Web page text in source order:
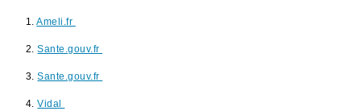
1.Ameli.fr
2.Sante.gouv.fr
3.Sante.gouv.fr
4.Vidal